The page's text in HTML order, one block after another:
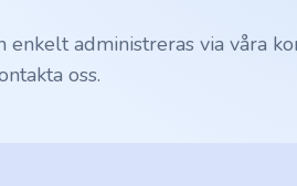
administreras via våra
oss.